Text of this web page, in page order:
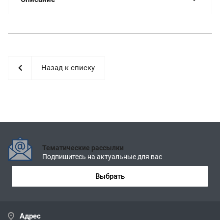
Назад к списку
Тематические рассылки
Подпишитесь на актуальные для вас
Выбрать
Адрес